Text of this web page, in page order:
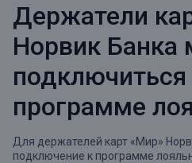
Держатели
Норвик Банка
подключиться
программе
Для держателей карт «Мир»
подключение к программе